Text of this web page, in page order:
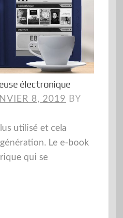
électronique
8, 2019 BY
utilisé et cela
Le e-book
qui se